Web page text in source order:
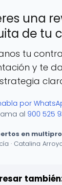
una
de tu
tu
y te
por
al 900 525
en
· Catalina